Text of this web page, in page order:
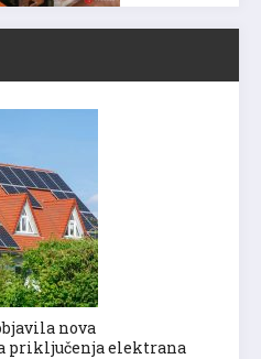
nova
priključenja elektrana